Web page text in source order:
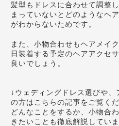
髪型もドレスに合わせて調整
まっていないとどのようなヘ
がわからないためです。
また、小物合わせもヘアメイ
日装着する予定のヘアアクセ
良いでしょう。
↓ウェディングドレス選びや
の方はこちらの記事をご覧く
どんなことをするか、小物合
きたいことも徹底解説していま